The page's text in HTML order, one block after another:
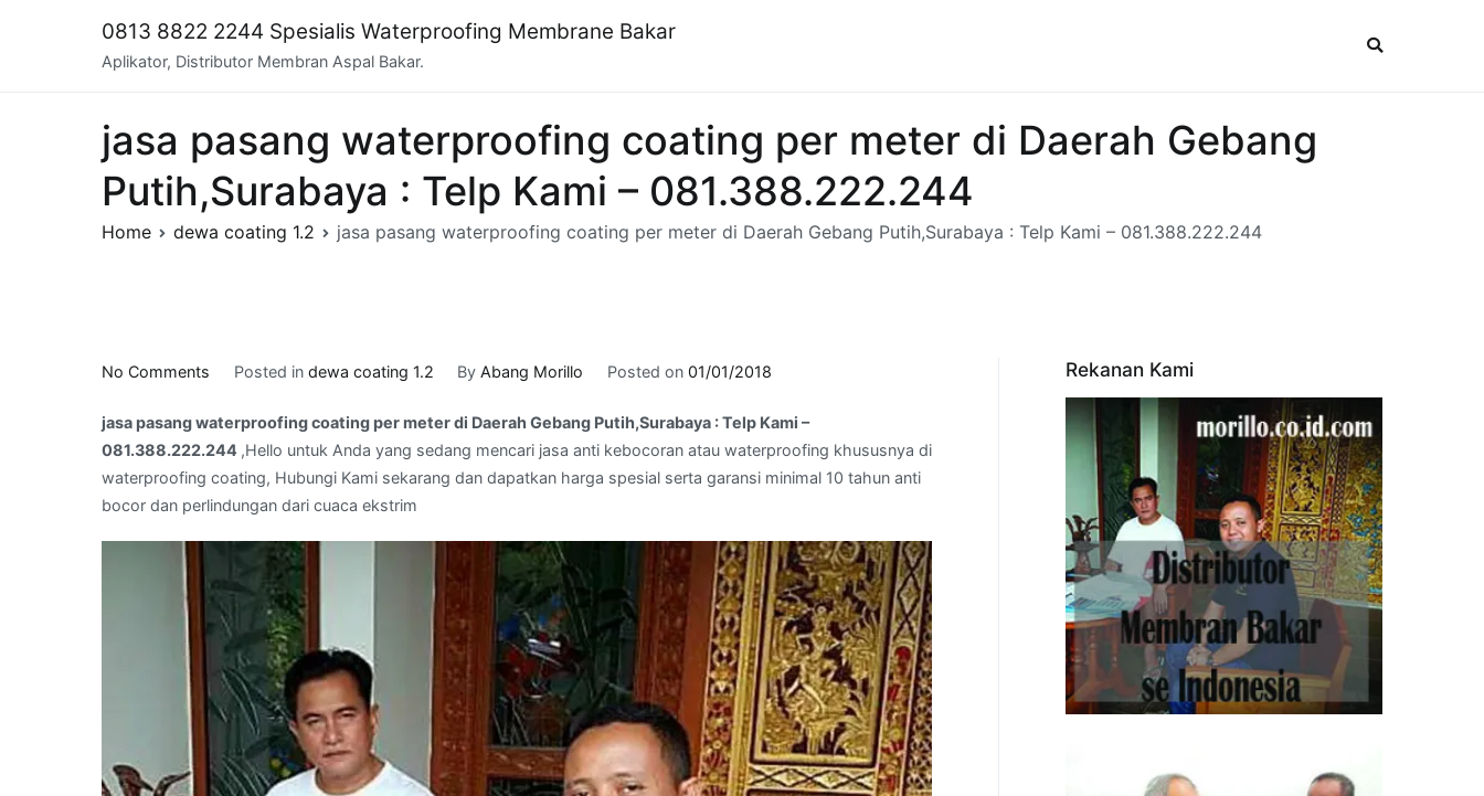
0813 8822 2244 Spesialis Waterproofing Membrane Bakar
Aplikator, Distributor Membran Aspal Bakar.
jasa pasang waterproofing coating per meter ​di Daerah Gebang
Putih,Surabaya ​: Telp Kami – 081.388.222.244
Home dewa coating 1.2 jasa pasang waterproofing coating per meter ​di Daerah Gebang Putih,Surabaya ​: Telp Kami – 081.388.222.244
No Comments
pasang
waterproofing
coating
per
di
Daerah
Gebang
Putih,Surabaya
Telp
Kami
Posted in dewa coating 1.2 ByAbang Morillo Posted on 01/01/2018
jasa pasang waterproofing coating per meter ​di Daerah Gebang Putih,Surabaya ​: Telp Kami –
081.388.222.244 ,Hello untuk Anda yang sedang mencari jasa anti kebocoran atau waterproofing khususnya di
waterproofing coating, Hubungi Kami sekarang dan dapatkan harga spesial serta garansi minimal 10 tahun anti
bocor dan perlindungan dari cuaca ekstrim
Rekanan Kami